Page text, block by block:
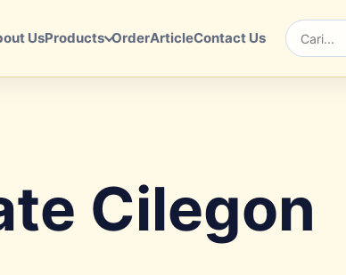
UsProducts OrderArticleContact Us
Cari
Cilegon